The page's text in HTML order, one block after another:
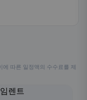
따른 일정액의 수수료를 제